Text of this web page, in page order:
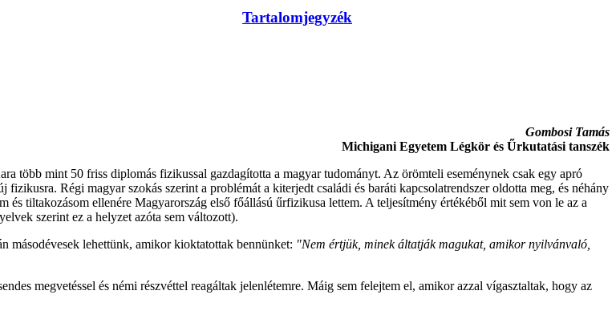
Tartalomjegyzék
Gombosi Tamás
Michigani Egyetem Légkör és Űrkutatási tanszék
több mint 50 friss diplomás fizikussal gazdagította a magyar tudományt. Az örömteli eseménynek csak egy apró
Régi magyar szokás szerint a problémát a kiterjedt családi és baráti kapcsolatrendszer oldotta meg, és néhány
tiltakozásom ellenére Magyarország első főállású űrfizikusa lettem. A teljesítmény értékéből mit sem von le az a
szerint ez a helyzet azóta sem változott).
másodévesek lehettünk, amikor kioktatottak bennünket: "Nem értjük, minek áltatják magukat, amikor nyilvánvaló,
megvetéssel és némi részvéttel reagáltak jelenlétemre. Máig sem felejtem el, amikor azzal vígasztaltak, hogy az